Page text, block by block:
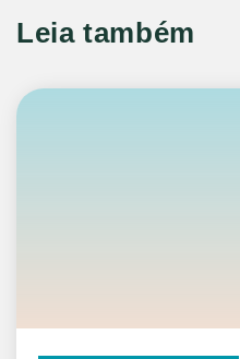
Leia também